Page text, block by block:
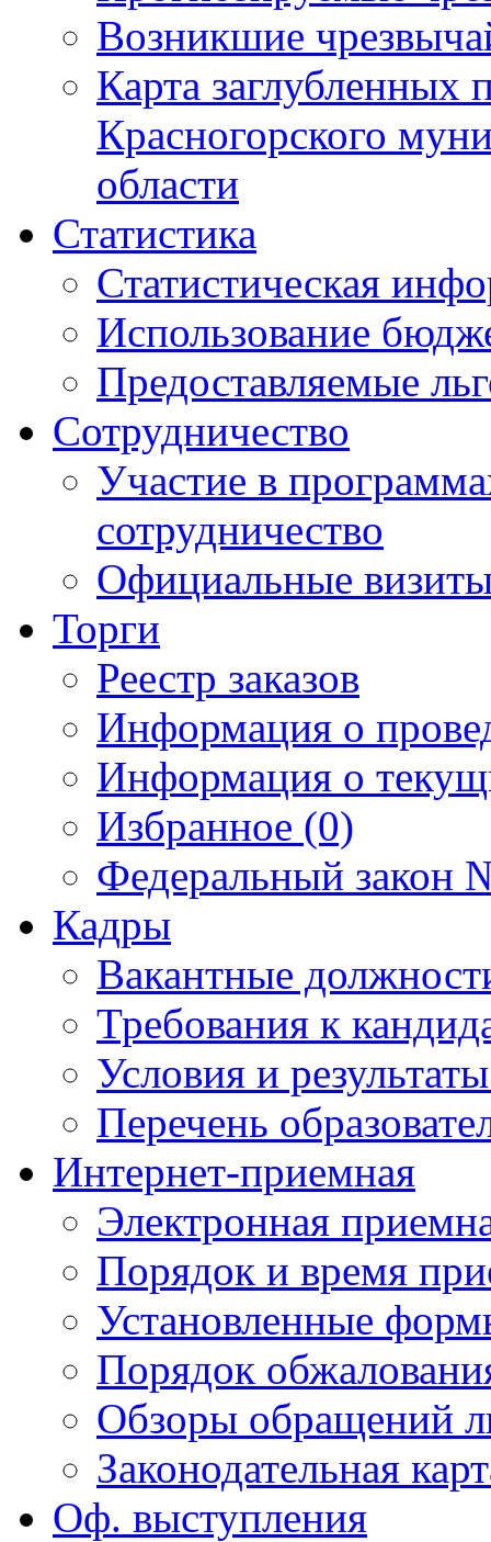
Возникшие
Карта
Красногорского
области
Статистика
Статистическая
Использование
Предоставляемые
Сотрудничество
Участие в
сотрудничество
Официальные
Торги
Реестр заказов
Информация о
Информация о
Избранное (0)
Федеральный закон
Кадры
Вакантные
Требования к
Условия и
Перечень
Интернет-приемная
Электронная
Порядок и время
Установленные
Порядок
Обзоры обращений
Законодательная
Оф. выступления